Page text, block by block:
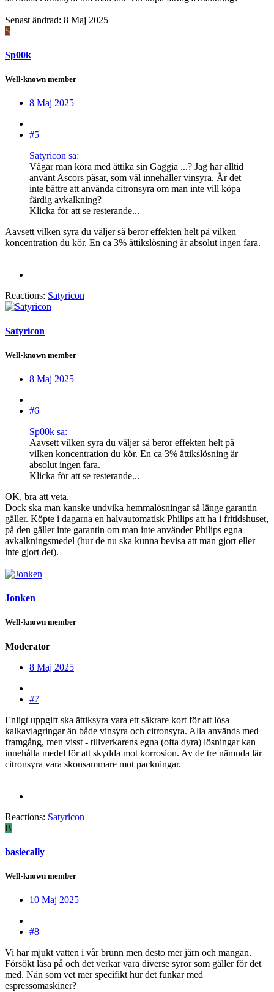
Senast ändrad: 8 Maj 2025
S
Sp00k
Well-known member
8 Maj 2025
#5
Satyricon sa:
Vågar man köra med ättika sin Gaggia ...? Jag har alltid
använt Ascors påsar, som väl innehåller vinsyra. Är det
inte bättre att använda citronsyra om man inte vill köpa
färdig avkalkning?
Klicka för att se resterande...
Aavsett vilken syra du väljer så beror effekten helt på vilken
koncentration du kör. En ca 3% ättikslösning är absolut ingen fara.
Reactions: Satyricon
Satyricon
Well-known member
8 Maj 2025
#6
Sp00k sa:
Aavsett vilken syra du väljer så beror effekten helt på
vilken koncentration du kör. En ca 3% ättikslösning är
absolut ingen fara.
Klicka för att se resterande...
OK, bra att veta.
Dock ska man kanske undvika hemmalösningar så länge garantin
gäller. Köpte i dagarna en halvautomatisk Philips att ha i fritidshuset,
på den gäller inte garantin om man inte använder Philips egna
avkalkningsmedel (hur de nu ska kunna bevisa att man gjort eller
inte gjort det).
Jonken
Well-known member
Moderator
8 Maj 2025
#7
Enligt uppgift ska ättiksyra vara ett säkrare kort för att lösa
kalkavlagringar än både vinsyra och citronsyra. Alla används med
framgång, men visst - tillverkarens egna (ofta dyra) lösningar kan
innehålla medel för att skydda mot korrosion. Av de tre nämnda lär
citronsyra vara skonsammare mot packningar.
Reactions: Satyricon
B
basiecally
Well-known member
10 Maj 2025
#8
Vi har mjukt vatten i vår brunn men desto mer järn och mangan.
Försökt läsa på och det verkar vara diverse syror som gäller för det
med. Nån som vet mer specifikt hur det funkar med
espressomaskiner?